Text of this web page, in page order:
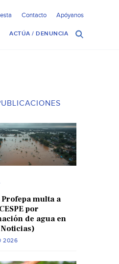
Contacto Apóyanos
ACTÚA / DENUNCIA
Profepa multa a
por
de agua en
Noticias)
2026